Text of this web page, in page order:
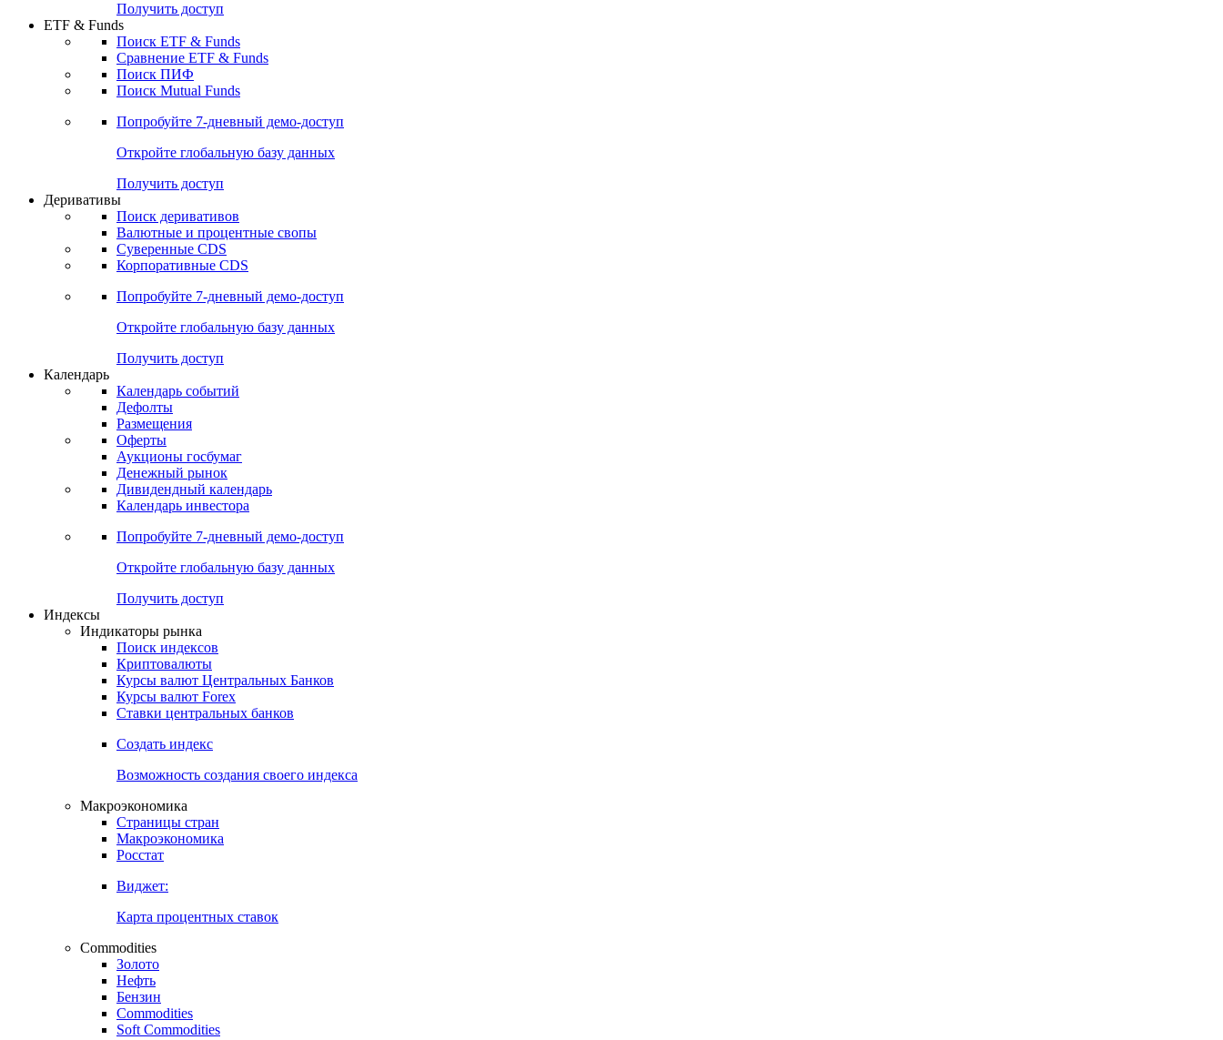
Получить доступ
ETF & Funds
Поиск ETF & Funds
Сравнение ETF & Funds
Поиск ПИФ
Поиск Mutual Funds
Попробуйте 7-дневный демо-доступ
Откройте глобальную базу данных
Получить доступ
Деривативы
Поиск деривативов
Валютные и процентные свопы
Суверенные CDS
Корпоративные CDS
Попробуйте 7-дневный демо-доступ
Откройте глобальную базу данных
Получить доступ
Календарь
Календарь событий
Дефолты
Размещения
Оферты
Аукционы госбумаг
Денежный рынок
Дивидендный календарь
Календарь инвестора
Попробуйте 7-дневный демо-доступ
Откройте глобальную базу данных
Получить доступ
Индексы
Индикаторы рынка
Поиск индексов
Криптовалюты
Курсы валют Центральных Банков
Курсы валют Forex
Ставки центральных банков
Создать индекс
Возможность создания своего индекса
Макроэкономика
Страницы стран
Макроэкономика
Росстат
Виджет:
Карта процентных ставок
Commodities
Золото
Нефть
Бензин
Commodities
Soft Commodities